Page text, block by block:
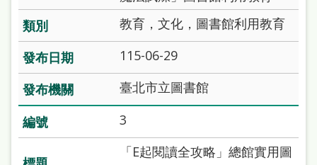
版
常
見
問
答
教育，文化，圖書館利用教育
115-06-29
臺北市立圖書館
3
「E起閱讀全攻略」總館實用圖